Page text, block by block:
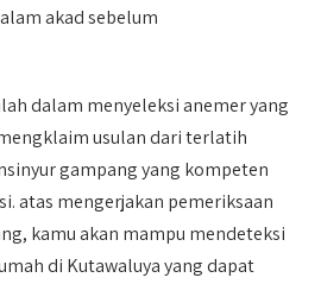
akad sebelum
dalam menyeleksi anemer yang
usulan dari terlatih
gampang yang kompeten
atas mengerjakan pemeriksaan
kamu akan mampu mendeteksi
di Kutawaluya yang dapat